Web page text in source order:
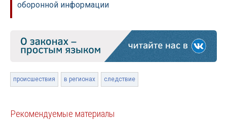
оборонной информации
происшествия в регионах следствие
Рекомендуемые материалы